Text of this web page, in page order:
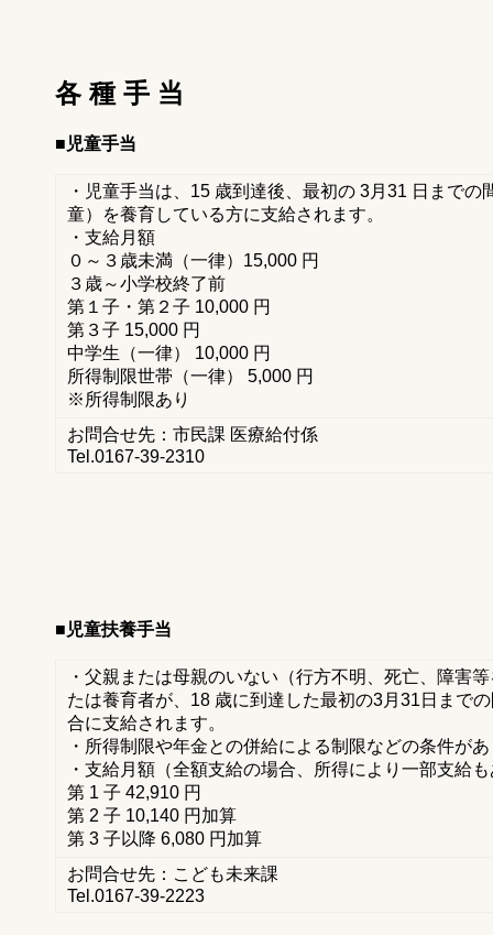
各 種 手 当
■児童手当
・児童手当は、15 歳到達後、最初の 3月31 日まで
童）を養育している方に支給されます。
・支給月額
０～３歳未満（一律）15,000 円
３歳～小学校終了前
第１子・第２子 10,000 円
第３子 15,000 円
中学生（一律） 10,000 円
所得制限世帯（一律） 5,000 円
※所得制限あり
お問合せ先：市民課 医療給付係
Tel.0167-39-2310
■児童扶養手当
・父親または母親のいない（行方不明、死亡、障害
たは養育者が、18 歳に到達した最初の3月31日まで
合に支給されます。
・所得制限や年金との併給による制限などの条件が
・支給月額（全額支給の場合、所得により一部支給
第 1 子 42,910 円
第 2 子 10,140 円加算
第 3 子以降 6,080 円加算
お問合せ先：こども未来課
Tel.0167-39-2223